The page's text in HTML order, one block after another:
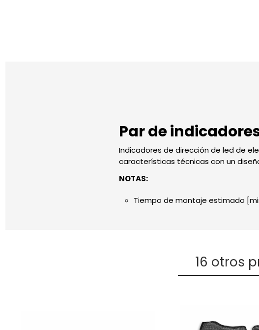
Par de
Indicadores de dirección de led de
características técnicas con un
NOTAS:
Tiempo de montaje estimado
16 otros